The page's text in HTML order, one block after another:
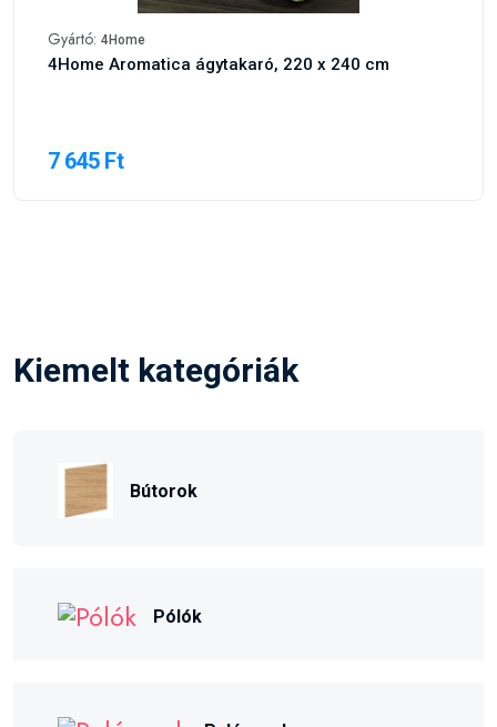
Gyártó: 4Home
4Home Aromatica ágytakaró, 220 x 240 cm
7 645 Ft
Kiemelt kategóriák
Bútorok
Pólók